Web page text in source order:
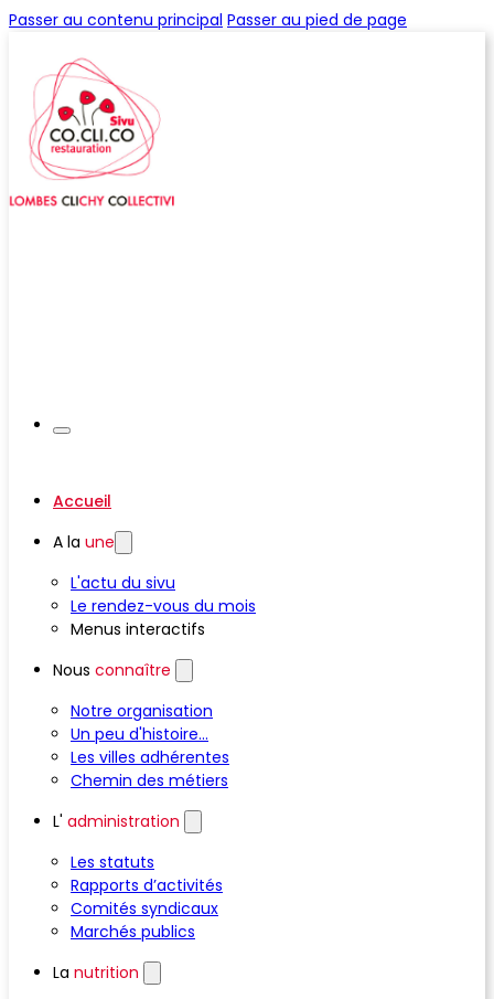
Passer au contenu principal Passer au pied de page
Accueil
A la une
L'actu du sivu
Le rendez-vous du mois
Menus interactifs
Nous connaître
Notre organisation
Un peu d'histoire...
Les villes adhérentes
Chemin des métiers
L' administration
Les statuts
Rapports d’activités
Comités syndicaux
Marchés publics
La nutrition